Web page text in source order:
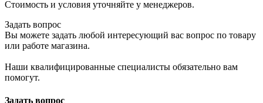
Стоимость и условия уточняйте у менеджеров.
Задать вопрос
Вы можете задать любой интересующий вас вопрос по товару
или работе магазина.
Наши квалифицированные специалисты обязательно вам
помогут.
Задать вопрос